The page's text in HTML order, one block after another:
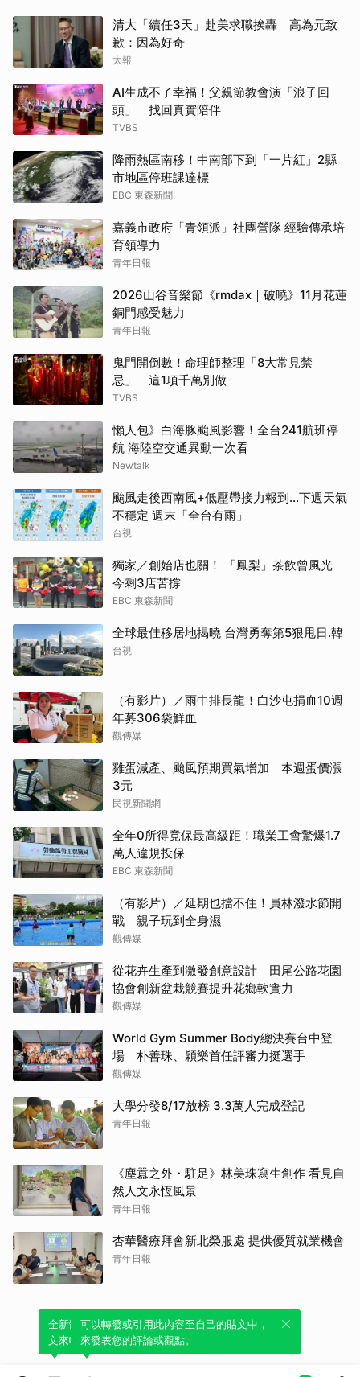
清大「續任3天」赴美求職挨轟 高為元致
歉：因為好奇
太報
AI生成不了幸福！父親節教會演「浪子回
頭」 找回真實陪伴
TVBS
降雨熱區南移！中南部下到「一片紅」2縣
市地區停班課達標
EBC 東森新聞
嘉義市政府「青領派」社團營隊 經驗傳承培
育領導力
青年日報
2026山谷音樂節《rmdax｜破曉》11月花蓮
銅門感受魅力
青年日報
鬼門開倒數！命理師整理「8大常見禁
忌」 這1項千萬別做
TVBS
懶人包》白海豚颱風影響！全台241航班停
航 海陸空交通異動一次看
Newtalk
颱風走後西南風+低壓帶接力報到...下週天氣
不穩定 週末「全台有雨」
台視
獨家／創始店也關！ 「鳳梨」茶飲曾風光
今剩3店苦撐
EBC 東森新聞
全球最佳移居地揭曉 台灣勇奪第5狠甩日.韓
台視
（有影片）／雨中排長龍！白沙屯捐血10週
年募306袋鮮血
觀傳媒
雞蛋減產、颱風預期買氣增加 本週蛋價漲
3元
民視新聞網
全年0所得竟保最高級距！職業工會驚爆1.7
萬人違規投保
EBC 東森新聞
（有影片）／延期也擋不住！員林潑水節開
戰 親子玩到全身濕
觀傳媒
從花卉生產到激發創意設計 田尾公路花園
協會創新盆栽競賽提升花鄉軟實力
觀傳媒
World Gym Summer Body總決賽台中登
場 朴善珠、穎樂首任評審力挺選手
觀傳媒
大學分發8/17放榜 3.3萬人完成登記
青年日報
《塵囂之外・駐足》林美珠寫生創作 看見自
然人文永恆風景
青年日報
杏華醫療拜會新北榮服處 提供優質就業機會
青年日報
全新體驗！一鍵引用此內容，透過發布貼
文來輕鬆表達個人立場。
可以轉發或引用此內容至自己的貼文中，
來發表您的評論或觀點。